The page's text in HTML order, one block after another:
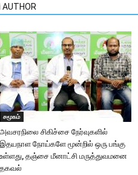
AUTHOR
சமூகம்
அவசரநிலை சிகிச்சை நேர்வுகளில்
இதயநாள நோய்களே மூன்றில் ஒரு பங்கு
உள்ளது, தஞ்சை மீனாட்சி மருத்துவமனை
தகவல்